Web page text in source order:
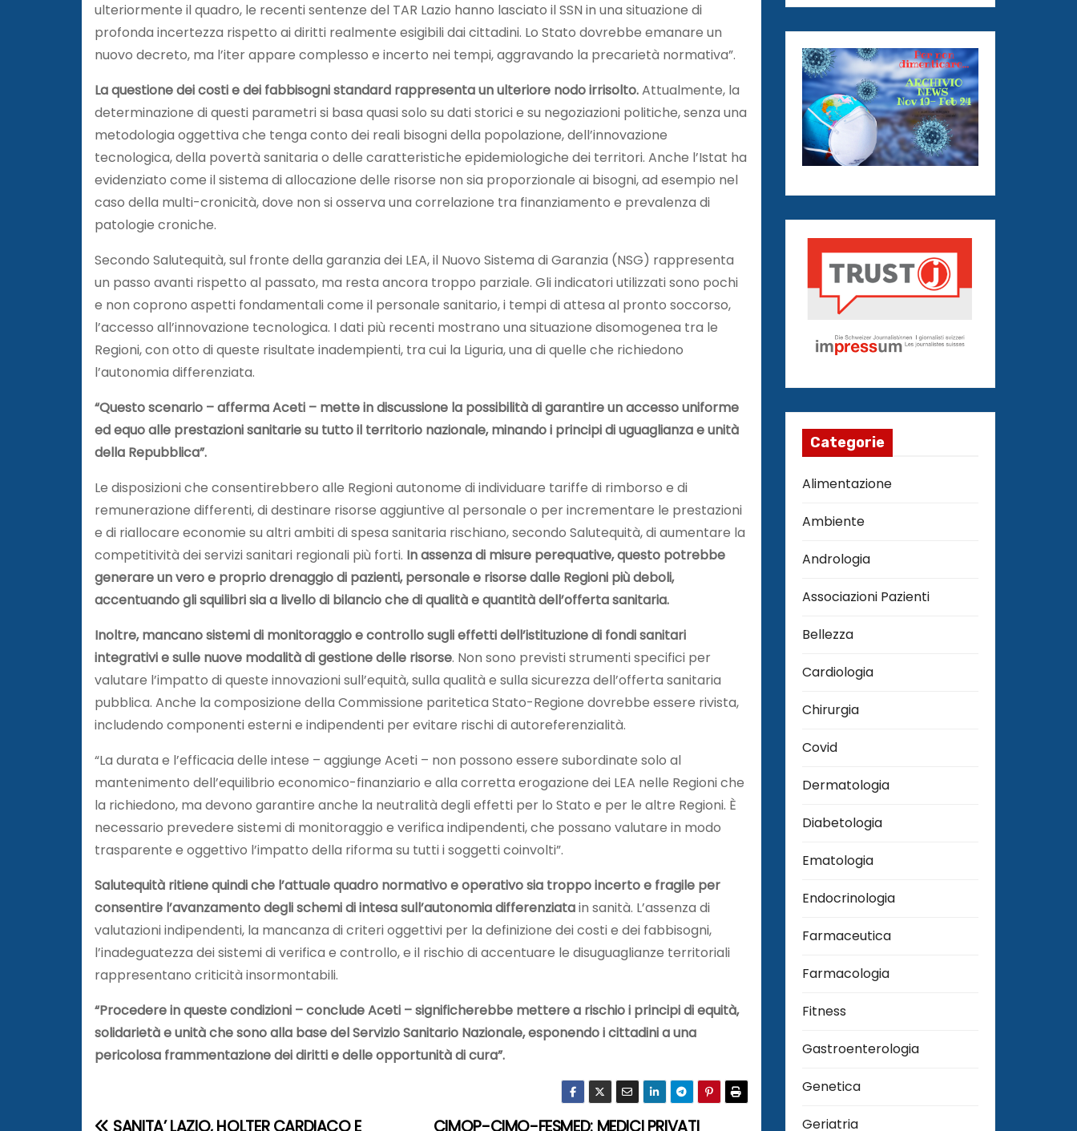
ulteriormente il quadro, le recenti sentenze del TAR Lazio hanno lasciato il SSN in una situazione di
profonda incertezza rispetto ai diritti realmente esigibili dai cittadini. Lo Stato dovrebbe emanare un
nuovo decreto, ma l’iter appare complesso e incerto nei tempi, aggravando la precarietà normativa”.
La questione dei costi e dei fabbisogni standard rappresenta un ulteriore nodo irrisolto.Attualmente, la
determinazione di questi parametri si basa quasi solo su dati storici e su negoziazioni politiche, senza una
metodologia oggettiva che tenga conto dei reali bisogni della popolazione, dell’innovazione
tecnologica, della povertà sanitaria o delle caratteristiche epidemiologiche dei territori. Anche l’Istat ha
evidenziato come il sistema di allocazione delle risorse non sia proporzionale ai bisogni, ad esempio nel
caso della multi-cronicità, dove non si osserva una correlazione tra finanziamento e prevalenza di
patologie croniche.
Secondo Salutequità, sul fronte della garanzia dei LEA, il Nuovo Sistema di Garanzia (NSG) rappresenta
un passo avanti rispetto al passato, ma resta ancora troppo parziale. Gli indicatori utilizzati sono pochi
e non coprono aspetti fondamentali come il personale sanitario, i tempi di attesa al pronto soccorso,
l’accesso all’innovazione tecnologica. I dati più recenti mostrano una situazione disomogenea tra le
Regioni, con otto di queste risultate inadempienti, tra cui la Liguria, una di quelle che richiedono
l’autonomia differenziata.
“Questo scenario – afferma Aceti – mette in discussione la possibilità di garantire un accesso uniforme
ed equo alle prestazioni sanitarie su tutto il territorio nazionale, minando i principi di uguaglianza e unità
della Repubblica”.
Le disposizioni che consentirebbero alle Regioni autonome di individuare tariffe di rimborso e di
remunerazione differenti, di destinare risorse aggiuntive al personale o per incrementare le prestazioni
e di riallocare economie su altri ambiti di spesa sanitaria rischiano, secondo Salutequità, di aumentare la
competitività dei servizi sanitari regionali più forti. In assenza di misure perequative, questo potrebbe
generare un vero e proprio drenaggio di pazienti, personale e risorse dalle Regioni più deboli,
accentuando gli squilibri sia a livello di bilancio che di qualità e quantità dell’offerta sanitaria.
Inoltre, mancano sistemi di monitoraggio e controllo sugli effetti dell’istituzione di fondi sanitari
integrativi e sulle nuove modalità di gestione delle risorse. Non sono previsti strumenti specifici per
valutare l’impatto di queste innovazioni sull’equità, sulla qualità e sulla sicurezza dell’offerta sanitaria
pubblica. Anche la composizione della Commissione paritetica Stato-Regione dovrebbe essere rivista,
includendo componenti esterni e indipendenti per evitare rischi di autoreferenzialità.
“La durata e l’efficacia delle intese – aggiunge Aceti – non possono essere subordinate solo al
mantenimento dell’equilibrio economico-finanziario e alla corretta erogazione dei LEA nelle Regioni che
la richiedono, ma devono garantire anche la neutralità degli effetti per lo Stato e per le altre Regioni. È
necessario prevedere sistemi di monitoraggio e verifica indipendenti, che possano valutare in modo
trasparente e oggettivo l’impatto della riforma su tutti i soggetti coinvolti”.
Salutequità ritiene quindi che l’attuale quadro normativo e operativo sia troppo incerto e fragile per
consentire l’avanzamento degli schemi di intesa sull’autonomia differenziatain sanità. L’assenza di
valutazioni indipendenti, la mancanza di criteri oggettivi per la definizione dei costi e dei fabbisogni,
l’inadeguatezza dei sistemi di verifica e controllo, e il rischio di accentuare le disuguaglianze territoriali
rappresentano criticità insormontabili.
“Procedere in queste condizioni – conclude Aceti – significherebbe mettere a rischio i principi di equità,
solidarietà e unità che sono alla base del Servizio Sanitario Nazionale, esponendo i cittadini a una
pericolosa frammentazione dei diritti e delle opportunità di cura”.
CIMOP-CIMO-FESMED: MEDICI PRIVATI
SANITA’ LAZIO, HOLTER CARDIACO E
Categorie
Alimentazione
Ambiente
Andrologia
Associazioni Pazienti
Bellezza
Cardiologia
Chirurgia
Covid
Dermatologia
Diabetologia
Ematologia
Endocrinologia
Farmaceutica
Farmacologia
Fitness
Gastroenterologia
Genetica
Geriatria